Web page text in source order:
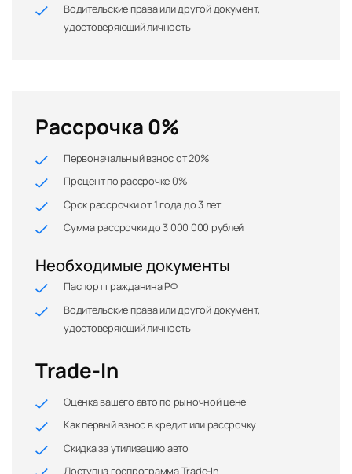
Водительские права или другой документ,
удостоверяющий личность
Рассрочка 0%
Первоначальный взнос от 20%
Процент по рассрочке 0%
Срок рассрочки от 1 года до 3 лет
Сумма рассрочки до 3 000 000 рублей
Необходимые документы
Паспорт гражданина РФ
Водительские права или другой документ,
удостоверяющий личность
Trade-In
Оценка вашего авто по рыночной цене
Как первый взнос в кредит или рассрочку
Скидка за утилизацию авто
Доступна госпрограмма Trade-In